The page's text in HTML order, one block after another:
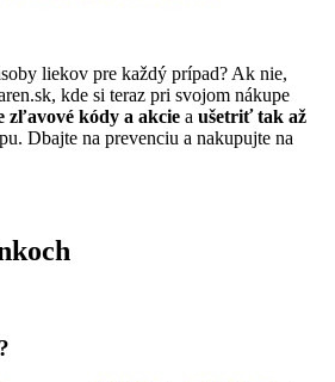
liekov pre každý prípad? Ak nie,
kde si teraz pri svojom nákupe
zľavové kódy a akcie a ušetriť tak až
Dbajte na prevenciu a nakupujte na